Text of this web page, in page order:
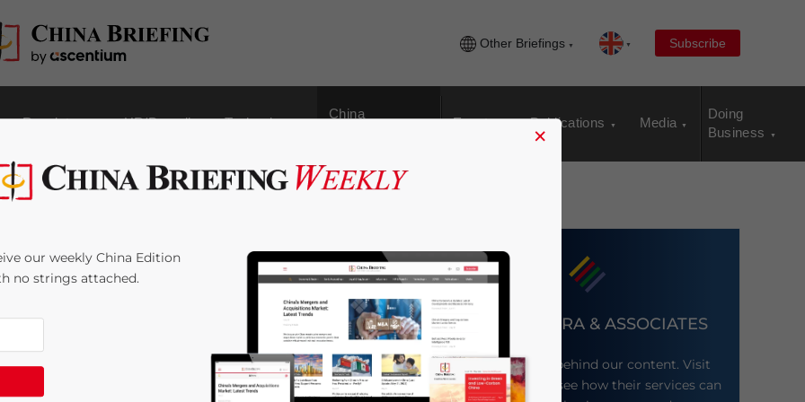
Other Briefings Subscribe
Regulatory HR/Payroll Technology
China
Events Publications Media
Doing
Business
in China ohne
(1/5)
DEZAN SHIRA & ASSOCIATES
Meet the firm behind our content. Visit
their website to see how their services can
×
our weekly China Edition
no strings attached.